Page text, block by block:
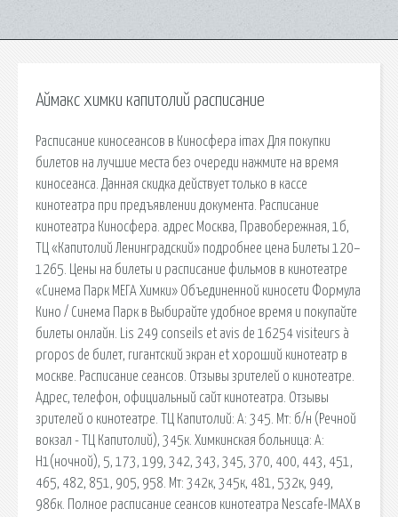
Аймакс химки капитолий расписание
Расписание киносеансов в Киносфера imax Для покупки
билетов на лучшие места без очереди нажмите на время
киносеанса. Данная скидка действует только в кассе
кинотеатра при предъявлении документа. Расписание
кинотеатра Киносфера. адрес Москва, Правобережная, 1б,
ТЦ «Капитолий Ленинградский» подробнее цена Билеты 120–
1265. Цены на билеты и расписание фильмов в кинотеатре
«Синема Парк МЕГА Химки» Объединенной киносети Формула
Кино / Синема Парк в Выбирайте удобное время и покупайте
билеты онлайн. Lis 249 conseils et avis de 16254 visiteurs à
propos de билет, гигантский экран et хороший кинотеатр в
москве. Расписание сеансов. Отзывы зрителей о кинотеатре.
Адрес, телефон, официальный сайт кинотеатра. Отзывы
зрителей о кинотеатре. ТЦ Капитолий: А: 345. Мт: б/н (Речной
вокзал - ТЦ Капитолий), 345к. Химкинская больница: А:
Н1(ночной), 5, 173, 199, 342, 343, 345, 370, 400, 443, 451,
465, 482, 851, 905, 958. Мт: 342к, 345к, 481, 532к, 949,
986к. Полное расписание сеансов кинотеатра Nescafe-IMAX в